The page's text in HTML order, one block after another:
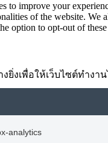
to improve your
of the website. We
option to opt-out of
งยิ่งเพื่อให้เว็บไซต์ทำ
analytics